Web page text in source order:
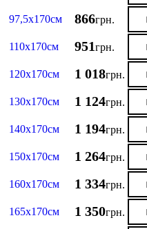
97,5х170см 866грн.
110х170см 951грн.
120х170см 1 018грн.
130х170см 1 124грн.
140х170см 1 194грн.
150х170см 1 264грн.
160х170см 1 334грн.
165х170см 1 350грн.